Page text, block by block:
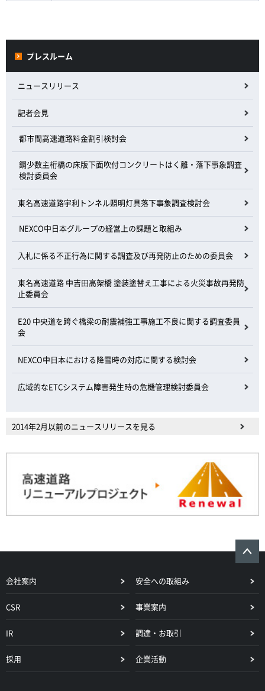
プレスルーム
ニュースリリース
記者会見
都市間高速道路料金割引検討会
鋼少数主桁橋の床版下面吹付コンクリートはく離・落下事象調査
検討委員会
東名高速道路宇利トンネル照明灯具落下事象調査検討会
NEXCO中日本グループの経営上の課題と取組み
入札に係る不正行為に関する調査及び再発防止のための委員会
東名高速道路 中吉田高架橋 塗装塗替え工事による火災事故再発防
止委員会
E20 中央道を跨ぐ橋梁の耐震補強工事施工不良に関する調査委員
会
NEXCO中日本における降雪時の対応に関する検討会
広域的なETCシステム障害発生時の危機管理検討委員会
2014年2月以前のニュースリリースを見る
会社案内 安全への取組み
CSR 事業案内
IR 調達・お取引
採用 企業活動